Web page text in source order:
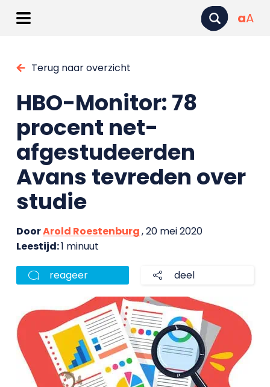
aA
Terug naar overzicht
HBO-Monitor: 78
procent net-
afgestudeerden
Avans tevreden over
studie
DoorArold Roestenburg, 20 mei 2020
Leestijd:1 minuut
reageer deel